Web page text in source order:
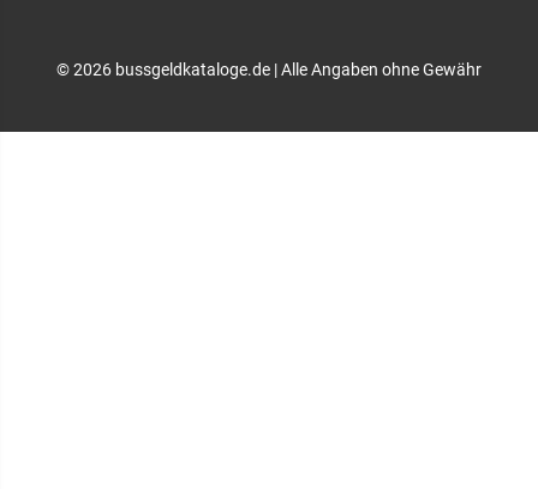
© 2026 bussgeldkataloge.de | Alle Angaben ohne Gewähr